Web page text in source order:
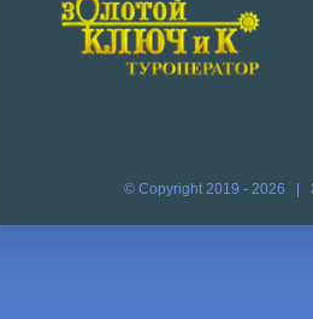
© Copyright 2019 - 2026 |